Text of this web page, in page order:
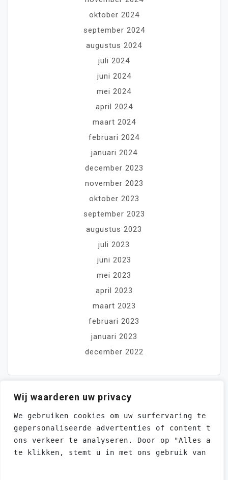
Wij waarderen uw privacy
We gebruiken cookies om uw surfervaring te
gepersonaliseerde advertenties of content te
ons verkeer te analyseren. Door op "Alles
te klikken, stemt u in met ons gebruik van
oktober 2024
september 2024
augustus 2024
juli 2024
juni 2024
mei 2024
april 2024
maart 2024
februari 2024
januari 2024
december 2023
november 2023
oktober 2023
september 2023
augustus 2023
juli 2023
juni 2023
mei 2023
april 2023
maart 2023
februari 2023
januari 2023
december 2022